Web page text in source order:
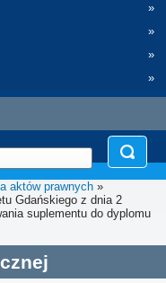
»
»
»
»
aktów prawnych »
Gdańskiego z dnia 2
suplementu do dyplomu